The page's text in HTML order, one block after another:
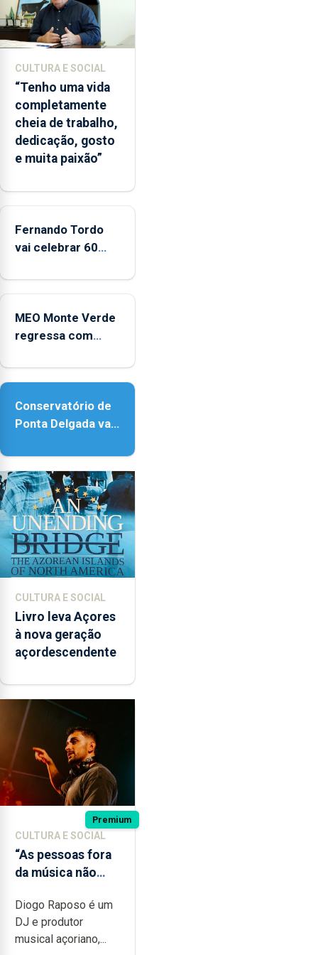
2022
e
2026.
ilha
das
Flores
apresenta
um
“decréscimo
da
entre
2022
2025
CULTURA E SOCIAL
“Tenho uma vida
completamente
cheia de trabalho,
dedicação, gosto
e muita paixão”
Fernando Tordo
vai celebrar 60
no Coliseu
MEO Monte Verde
regressa com
acessibilidade
Conservatório de
Ponta Delgada vai
instrumentos
CULTURA E SOCIAL
Livro leva Açores
à nova geração
açordescendente
Premium
CULTURA E SOCIAL
“As pessoas fora
da música não
quão difícil é
produzir uma
música”
Diogo Raposo é um
DJ e produtor
musical açoriano,...